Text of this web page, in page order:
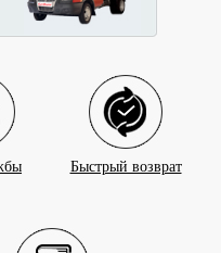
Быстрый возврат